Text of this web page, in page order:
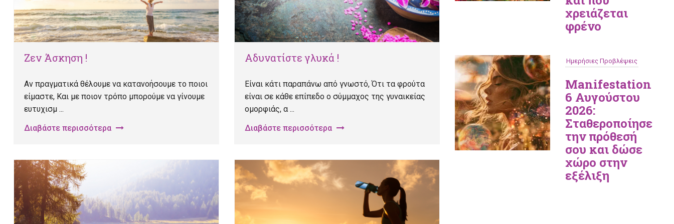
Ζεν Άσκηση !
Αν πραγματικά θέλουμε να κατανοήσουμε το ποιοι
είμαστε, Και με ποιον τρόπο μπορούμε να γίνουμε
ευτυχισμ ...
Διαβάστε περισσότερα
Αδυνατίστε γλυκά !
Είναι κάτι παραπάνω από γνωστό, Ότι τα φρούτα
είναι σε κάθε επίπεδο ο σύμμαχος της γυναικείας
ομορφιάς, α ...
Διαβάστε περισσότερα
χρειάζεται
φρένο
Ημερήσιες Προβλέψεις
Manifestation
6 Αυγούστου
2026:
Σταθεροποίησε
την πρόθεσή
σου και δώσε
χώρο στην
εξέλιξη